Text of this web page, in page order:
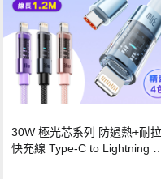
30W 極光芯系列 防過熱+耐拉
快充線 Type-C to Lightning